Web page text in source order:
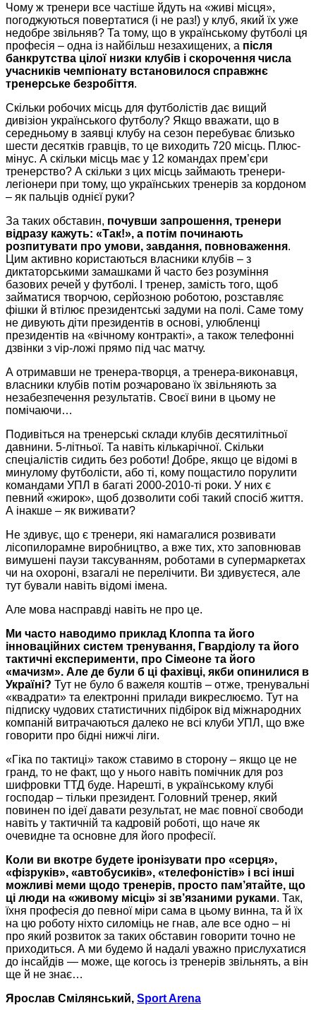
Чому ж тренери все частіше йдуть на «живі місця»,
погоджуються повертатися (і не раз!) у клуб, який їх уже
недобре звільняв? Та тому, що в українському футболі ця
професія – одна із найбільш незахищених, а після
банкрутства цілої низки клубів і скорочення числа
учасників чемпіонату встановилося справжнє
тренерське безробіття.
Скільки робочих місць для футболістів дає вищий
дивізіон українського футболу? Якщо вважати, що в
середньому в заявці клубу на сезон перебуває близько
шести десятків гравців, то це виходить 720 місць. Плюс-
мінус. А скільки місць має у 12 командах прем’єри
тренерство? А скільки з цих місць займають тренери-
легіонери при тому, що українських тренерів за кордоном
– як пальців однієї руки?
За таких обставин, почувши запрошення, тренери
відразу кажуть: «Так!», а потім починають
розпитувати про умови, завдання, повноваження.
Цим активно користаються власники клубів – з
диктаторськими замашками й часто без розуміння
базових речей у футболі. І тренер, замість того, щоб
займатися творчою, серйозною роботою, розставляє
фішки й втілює президентські задуми на полі. Саме тому
не дивують діти президентів в основі, улюбленці
президентів на «вічному контракті», а також телефонні
дзвінки з vip-ложі прямо під час матчу.
А отримавши не тренера-творця, а тренера-виконавця,
власники клубів потім розчаровано їх звільняють за
незабезпечення результатів. Своєї вини в цьому не
помічаючи…
Подивіться на тренерські склади клубів десятилітньої
давнини. 5-літньої. Та навіть кількарічної. Скільки
спеціалістів сидить без роботи! Добре, якщо це відомі в
минулому футболісти, або ті, кому пощастило порулити
командами УПЛ в багаті 2000-2010-ті роки. У них є
певний «жирок», щоб дозволити собі такий спосіб життя.
А інакше – як виживати?
Не здивує, що є тренери, які намагалися розвивати
лісопилорамне виробництво, а вже тих, хто заповнював
вимушені паузи таксуванням, роботами в супермаркетах
чи на охороні, взагалі не перелічити. Ви здивуєтеся, але
тут бували навіть відомі імена.
Але мова насправді навіть не про це.
Ми часто наводимо приклад Клоппа та його
інноваційних систем тренування, Гвардіолу та його
тактичні експерименти, про Сімеоне та його
«мачизм». Але де були б ці фахівці, якби опинилися в
Україні? Тут не було б важеля коштів – отже, тренувальні
«квадрати» та електронні прилади викреслюємо. Тут на
підписку чудових статистичних підбірок від міжнародних
компаній витрачаються далеко не всі клуби УПЛ, що вже
говорити про бідні нижчі ліги.
«Гіка по тактиці» також ставимо в сторону – якщо це не
гранд, то не факт, що у нього навіть помічник для роз
шифровки ТТД буде. Нарешті, в українському клубі
господар – тільки президент. Головний тренер, який
повинен по ідеї давати результат, не має повної свободи
навіть у тактичній та кадровій роботі, що наче як
очевидне та основне для його професії.
Коли ви вкотре будете іронізувати про «серця»,
«фізруків», «автобусиків», «телефоністів» і всі інші
можливі меми щодо тренерів, просто пам’ятайте, що
ці люди на «живому місці» зі зв’язаними руками. Так,
їхня професія до певної міри сама в цьому винна, та й їх
на цю роботу ніхто силоміць не гнав, але все одно – ні
про який розвиток за таких обставин говорити точно не
приходиться. А ми будемо й надалі уважно прислухатися
до інсайдів — може, ще когось із тренерів звільнять, а він
ще й не знає…
Ярослав Смілянський, Sport Arena